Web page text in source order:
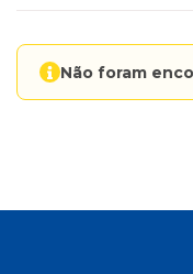
Não foram